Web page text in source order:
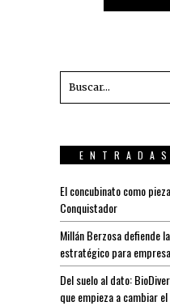
El concubinato como
Conquistador
Millán Berzosa defiende
estratégico para
Del suelo al dato:
que empieza a cambiar